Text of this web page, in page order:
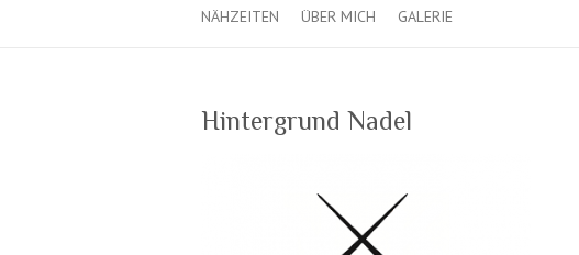
NÄHZEITEN ÜBER MICH GALERIE
Hintergrund Nadel